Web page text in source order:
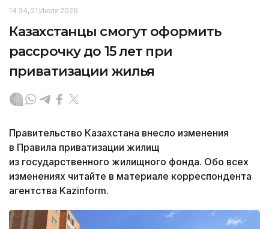
14:34, 21 Июля 2026
Казахстанцы смогут оформить
рассрочку до 15 лет при
приватизации жилья
Правительство Казахстана внесло изменения
в Правила приватизации жилищ
из государственного жилищного фонда. Обо всех
изменениях читайте в материале корреспондента
агентства Kazinform.